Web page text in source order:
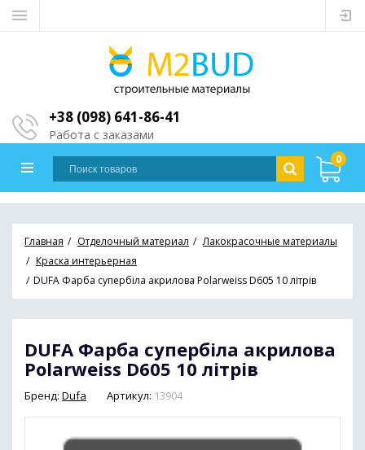
+38 (098) 641-86-41
Работа с заказами
0
Главная Отделочный материал
Лакокрасочные материалы
Краска интерьерная
DUFA Фарба супербіла акрилова Polarweiss D605 10 літрів
DUFA Фарба супербіла акрилова
Polarweiss D605 10 літрів
Бренд: Dufa Артикул: 13904